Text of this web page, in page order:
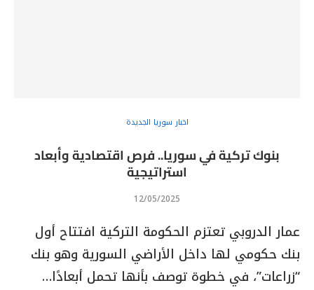
اخبار سوريا الجديدة
بنوك تركية في سوريا.. فرص اقتصادية وأبعاد
استراتيجية
12/05/2025
عمار الدروبي تعتزم الحكومة التركية افتتاح أول
بنك حكومي لها داخل الأراضي السورية وهو بنك
“زراعات”، في خطوة توصف بأنها تحمل أبعادًا…